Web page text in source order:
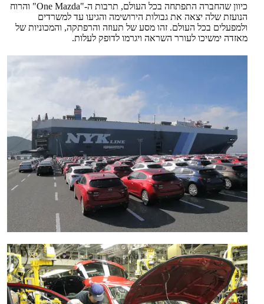
כיוון שהחברה התפתחה בכל העולם, תרבות ה-"One Mazda" והרוח
הנועזת שלה יצאה את גבולות הירושימה והגיעו עד למשרדים
ולמפעלים בכל העולם. זהו מסע של תעוזה והרפתקה, והמכוניות של
מאזדה ימשיכו לעורר השראה ויגרמו לדופק לעלות.